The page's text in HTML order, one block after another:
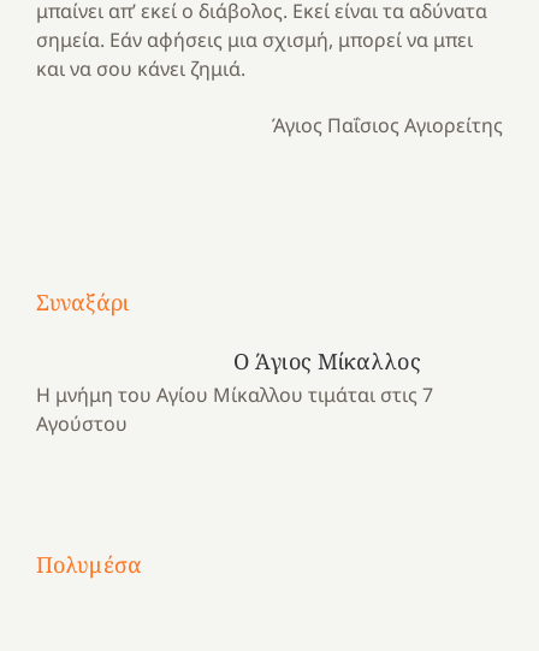
μπαίνει απ’ εκεί ο διάβολος. Εκεί είναι τα αδύνατα
σημεία. Εάν αφήσεις μια σχισμή, μπορεί να μπει
και να σου κάνει ζημιά.
Άγιος Παΐσιος Αγιορείτης
Συναξάρι
Ο Άγιος Μίκαλλος
Η μνήμη του Αγίου Μίκαλλου τιμάται στις 7
Αγούστου
Πολυμέσα
Μια
ένα
καλοκαίρι
Αγωνίστριες
Αθηνών
και
Νοσοκομείο
“Ερυθρός
Αγωνίστριες
Αθηνών
Κατασκηνωτικές
το
Ελληνικό
Αγωνίστριες
Αθηνών
χρόνια
καρτερούμεν»